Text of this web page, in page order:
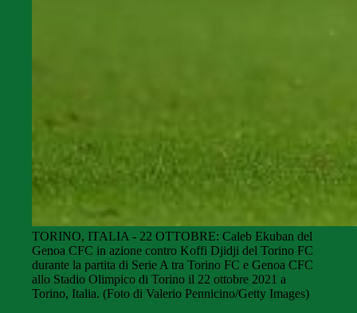
TORINO, ITALIA - 22 OTTOBRE: Caleb Ekuban del
Genoa CFC in azione contro Koffi Djidji del Torino FC
durante la partita di Serie A tra Torino FC e Genoa CFC
allo Stadio Olimpico di Torino il 22 ottobre 2021 a
Torino, Italia. (Foto di Valerio Pennicino/Getty Images)